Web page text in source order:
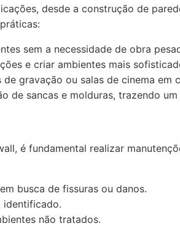
desde a construção de
sem a necessidade de obra
e criar ambientes mais
gravação ou salas de cinema em
de sancas e molduras, trazendo
é fundamental realizar
busca de fissuras ou danos.
identificado.
não tratados.